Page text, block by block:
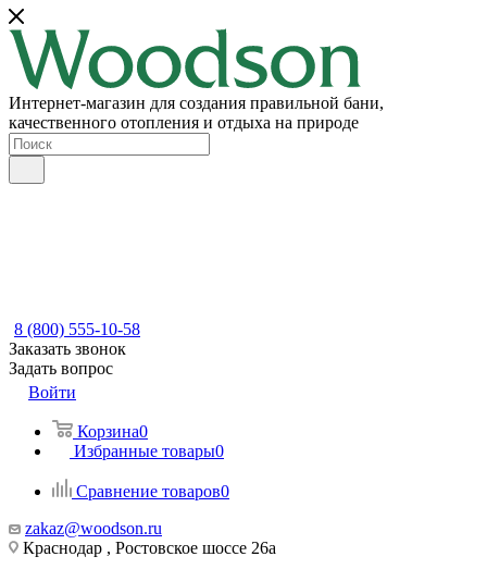
Интернет-магазин для создания правильной бани,
качественного отопления и отдыха на природе
8 (800) 555-10-58
Заказать звонок
Задать вопрос
Войти
Корзина0
Избранные товары0
Сравнение товаров0
zakaz@woodson.ru
Краснодар , Ростовское шоссе 26а